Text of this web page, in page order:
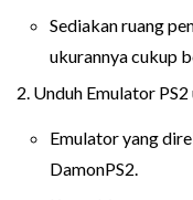
Sediakan ruang
ukurannya cukup
2. Unduh Emulator
Emulator yang
DamonPS2.